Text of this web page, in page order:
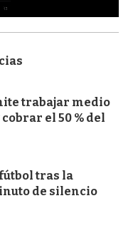
trabajar medio
el 50 % del
tras la
de silencio